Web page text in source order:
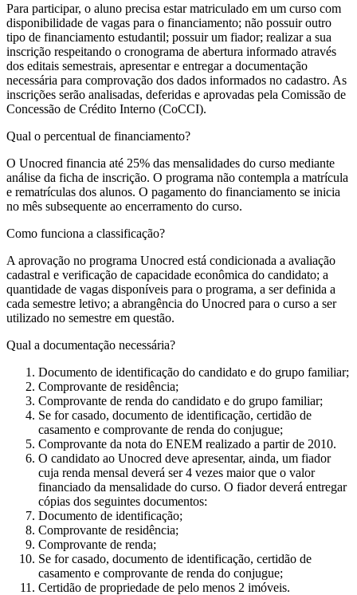
Para participar, o aluno precisa estar matriculado em um curso com
disponibilidade de vagas para o financiamento; não possuir outro
tipo de financiamento estudantil; possuir um fiador; realizar a sua
inscrição respeitando o cronograma de abertura informado através
dos editais semestrais, apresentar e entregar a documentação
necessária para comprovação dos dados informados no cadastro. As
inscrições serão analisadas, deferidas e aprovadas pela Comissão de
Concessão de Crédito Interno (CoCCI).
Qual o percentual de financiamento?
O Unocred financia até 25% das mensalidades do curso mediante
análise da ficha de inscrição. O programa não contempla a matrícula
e rematrículas dos alunos. O pagamento do financiamento se inicia
no mês subsequente ao encerramento do curso.
Como funciona a classificação?
A aprovação no programa Unocred está condicionada a avaliação
cadastral e verificação de capacidade econômica do candidato; a
quantidade de vagas disponíveis para o programa, a ser definida a
cada semestre letivo; a abrangência do Unocred para o curso a ser
utilizado no semestre em questão.
Qual a documentação necessária?
Documento de identificação do candidato e do grupo familiar;
Comprovante de residência;
Comprovante de renda do candidato e do grupo familiar;
Se for casado, documento de identificação, certidão de
casamento e comprovante de renda do conjugue;
Comprovante da nota do ENEM realizado a partir de 2010.
O candidato ao Unocred deve apresentar, ainda, um fiador
cuja renda mensal deverá ser 4 vezes maior que o valor
financiado da mensalidade do curso. O fiador deverá entregar
cópias dos seguintes documentos:
Documento de identificação;
Comprovante de residência;
Comprovante de renda;
Se for casado, documento de identificação, certidão de
casamento e comprovante de renda do conjugue;
Certidão de propriedade de pelo menos 2 imóveis.